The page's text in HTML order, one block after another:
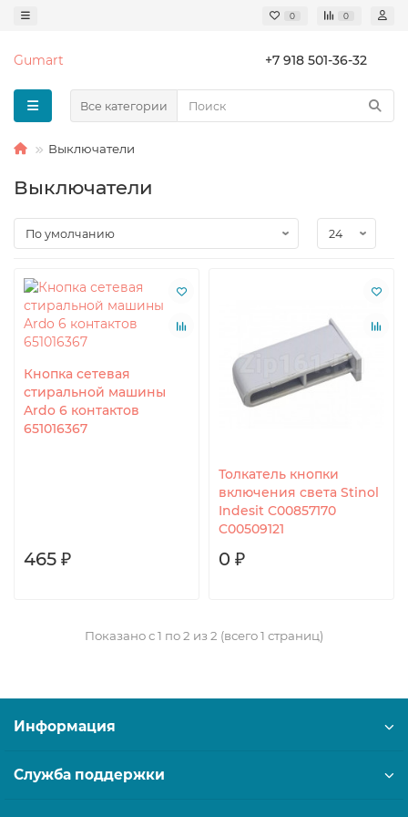
0 0
Gumart +7 918 501-36-32
Все категории
Выключатели
Выключатели
Кнопка сетевая
стиральной машины
Ardo 6 контактов
651016367
465 ₽
Толкатель кнопки
включения света Stinol
Indesit C00857170
C00509121
0 ₽
Показано с 1 по 2 из 2 (всего 1 страниц)
Информация
Служба поддержки